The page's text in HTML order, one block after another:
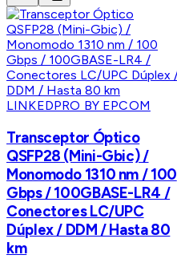
LINKEDPRO BY EPCOM
Transceptor Óptico
QSFP28 (Mini-Gbic) /
Monomodo 1310 nm / 100
Gbps / 100GBASE-LR4 /
Conectores LC/UPC
Dúplex / DDM / Hasta 80
km